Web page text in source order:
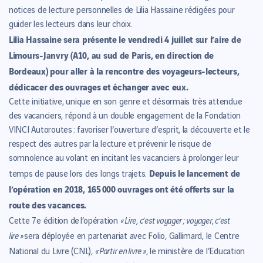
notices de lecture personnelles de Lilia Hassaine rédigées pour
guider les lecteurs dans leur choix.
Lilia Hassaine sera présente le vendredi 4 juillet sur l’aire de
Limours-Janvry (A10, au sud de Paris, en direction de
Bordeaux) pour aller à la rencontre des voyageurs-lecteurs,
dédicacer des ouvrages et échanger avec eux.
Cette initiative, unique en son genre et désormais très attendue
des vacanciers, répond à un double engagement de la Fondation
VINCI Autoroutes : favoriser l’ouverture d’esprit, la découverte et le
respect des autres par la lecture et prévenir le risque de
somnolence au volant en incitant les vacanciers à prolonger leur
temps de pause lors des longs trajets. Depuis le lancement de
l’opération en 2018, 165 000 ouvrages ont été offerts sur la
route des vacances.
Cette 7e édition de l’opération « Lire, c’est voyager ; voyager, c’est
lire »sera déployée en partenariat avec Folio, Gallimard, le Centre
National du Livre (CNL), « Partir en livre », le ministère de l’Education